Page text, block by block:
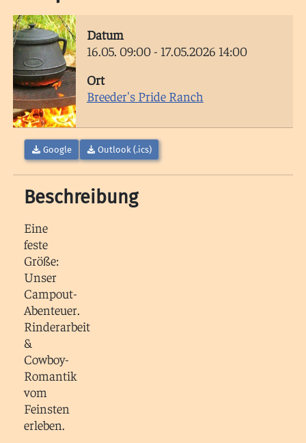
Datum
16.05. 09:00- 17.05.2026 14:00
Ort
Breeder's Pride Ranch
Google Outlook (.ics)
Beschreibung
Eine
feste
Größe:
Unser
Campout-
Abenteuer.
Rinderarbeit
&
Cowboy-
Romantik
vom
Feinsten
erleben.